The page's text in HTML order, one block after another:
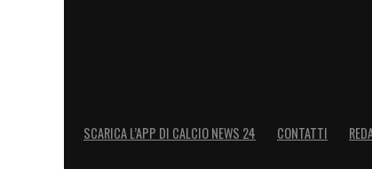
SCARICA L’APP DI CALCIO NEWS 24 CONTATTI